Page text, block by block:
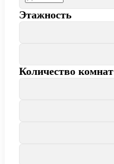
Этажность
Количество комнат